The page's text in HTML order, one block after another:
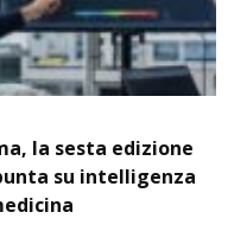
la sesta edizione
su intelligenza